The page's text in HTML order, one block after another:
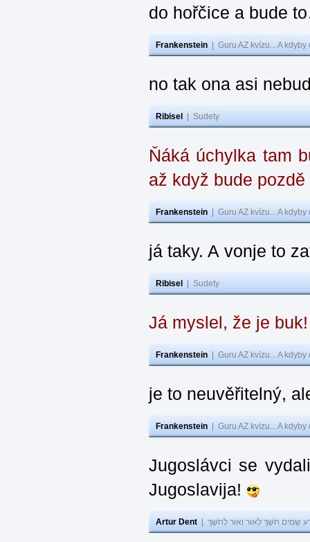
do hořčice a bude
Frankenstein Guru AZ kvízu... A
no tak ona asi
Ribisel Sudety
Ňáká úchylka tam
až když bude pozdě
Frankenstein Guru AZ kvízu... A
já taky. A vonje to
Ribisel Sudety
Já myslel, že je
Frankenstein Guru AZ kvízu... A
je to neuvěřitelný,
Frankenstein Guru AZ kvízu... A
Jugoslávci se
Jugoslavija!
Artur Dent שָׂמִים חֹשֶׁךְ לְאוֹר וְאוֹר לְחֹשֶׁךְ